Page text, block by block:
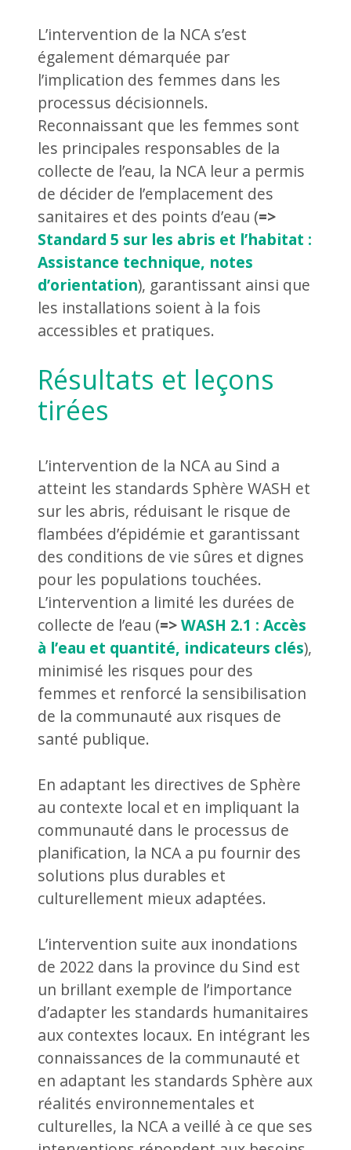
L’intervention de la NCA s’est
également démarquée par
l’implication des femmes dans les
processus décisionnels.
Reconnaissant que les femmes sont
les principales responsables de la
collecte de l’eau, la NCA leur a permis
de décider de l’emplacement des
sanitaires et des points d’eau (=>
Standard 5 sur les abris et l’habitat :
Assistance technique, notes
d’orientation), garantissant ainsi que
les installations soient à la fois
accessibles et pratiques.
Résultats et leçons
tirées
L’intervention de la NCA au Sind a
atteint les standards Sphère WASH et
sur les abris, réduisant le risque de
flambées d’épidémie et garantissant
des conditions de vie sûres et dignes
pour les populations touchées.
L’intervention a limité les durées de
collecte de l’eau (=>WASH 2.1 : Accès
à l’eau et quantité, indicateurs clés),
minimisé les risques pour des
femmes et renforcé la sensibilisation
de la communauté aux risques de
santé publique.
En adaptant les directives de Sphère
au contexte local et en impliquant la
communauté dans le processus de
planification, la NCA a pu fournir des
solutions plus durables et
culturellement mieux adaptées.
L’intervention suite aux inondations
de 2022 dans la province du Sind est
un brillant exemple de l’importance
d’adapter les standards humanitaires
aux contextes locaux. En intégrant les
connaissances de la communauté et
en adaptant les standards Sphère aux
réalités environnementales et
culturelles, la NCA a veillé à ce que ses